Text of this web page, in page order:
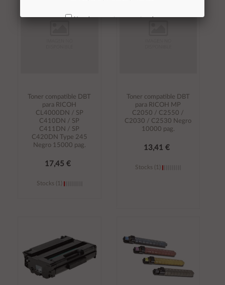
Toner compatible DBT
para RICOH
CL4000DN / SP
C410DN / SP
C411DN / SP
C420DN Type 245
Negro 15000 pag.
17,45 €
Stocks (1)
Toner compatible DBT
para RICOH MP
C2050 / C2550 /
C2030 / C2530 Negro
10000 pag.
13,41 €
Stocks (1)
No volver a mostrar mas este aviso